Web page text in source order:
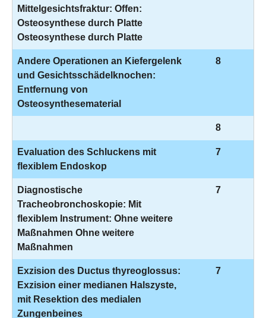
Mittelgesichtsfraktur: Offen:
Osteosynthese durch Platte
Osteosynthese durch Platte
Andere Operationen an Kiefergelenk
und Gesichtsschädelknochen:
Entfernung von
Osteosynthesematerial
8
8
Evaluation des Schluckens mit
flexiblem Endoskop
7
Diagnostische
Tracheobronchoskopie: Mit
flexiblem Instrument: Ohne weitere
Maßnahmen Ohne weitere
Maßnahmen
7
Exzision des Ductus thyreoglossus:
Exzision einer medianen Halszyste,
mit Resektion des medialen
Zungenbeines
7